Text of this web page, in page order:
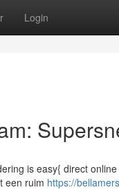
Login
is easy{ direct
een ruim https://